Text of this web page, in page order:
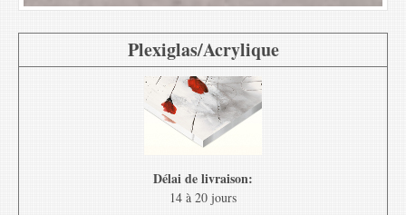
Plexiglas/Acrylique
Délai de livraison:
14 à 20 jours